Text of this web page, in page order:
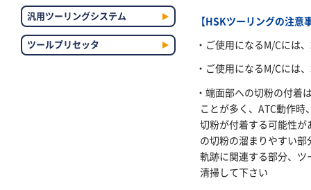
汎用ツーリングシステム
ツールプリセッタ
【HSKツーリングの注意
・ご使用になるM/Cには
・ご使用になるM/Cには
・端面部への切粉の付着
ことが多く、ATC動作時
切粉が付着する可能性が
の切粉の溜まりやすい部
軌跡に関連する部分、ツ
清掃して下さい